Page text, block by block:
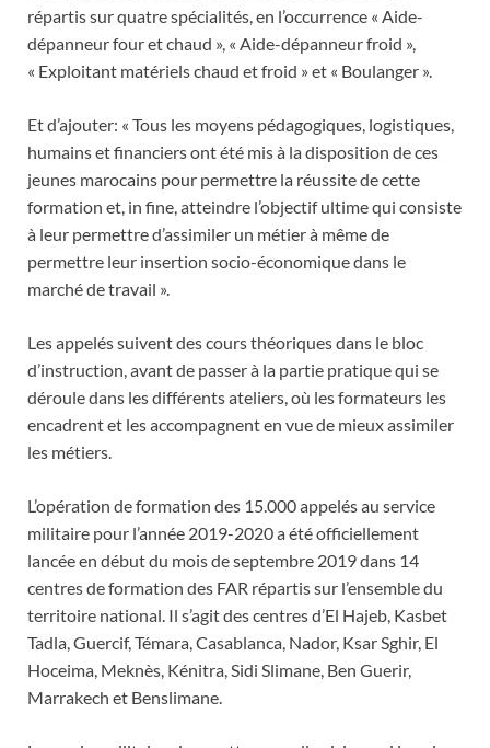
répartis sur quatre spécialités, en l’occurrence « Aide-
dépanneur four et chaud », « Aide-dépanneur froid »,
« Exploitant matériels chaud et froid » et « Boulanger ».
Et d’ajouter: « Tous les moyens pédagogiques, logistiques,
humains et financiers ont été mis à la disposition de ces
jeunes marocains pour permettre la réussite de cette
formation et, in fine, atteindre l’objectif ultime qui consiste
à leur permettre d’assimiler un métier à même de
permettre leur insertion socio-économique dans le
marché de travail ».
Les appelés suivent des cours théoriques dans le bloc
d’instruction, avant de passer à la partie pratique qui se
déroule dans les différents ateliers, où les formateurs les
encadrent et les accompagnent en vue de mieux assimiler
les métiers.
L’opération de formation des 15.000 appelés au service
militaire pour l’année 2019-2020 a été officiellement
lancée en début du mois de septembre 2019 dans 14
centres de formation des FAR répartis sur l’ensemble du
territoire national. Il s’agit des centres d’El Hajeb, Kasbet
Tadla, Guercif, Témara, Casablanca, Nador, Ksar Sghir, El
Hoceima, Meknès, Kénitra, Sidi Slimane, Ben Guerir,
Marrakech et Benslimane.